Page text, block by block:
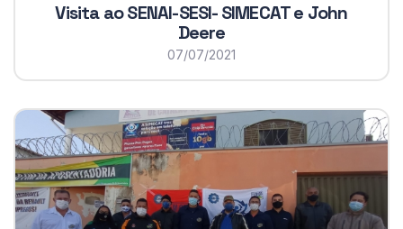
Visita ao SENAI-SESI- SIMECAT e John
Deere
07/07/2021